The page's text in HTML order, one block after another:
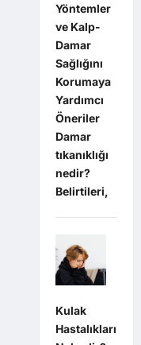
Yöntemler
ve Kalp-
Damar
Sağlığını
Korumaya
Yardımcı
Öneriler
Damar
tıkanıklığı
nedir?
Belirtileri,
Kulak
Hastalıkları